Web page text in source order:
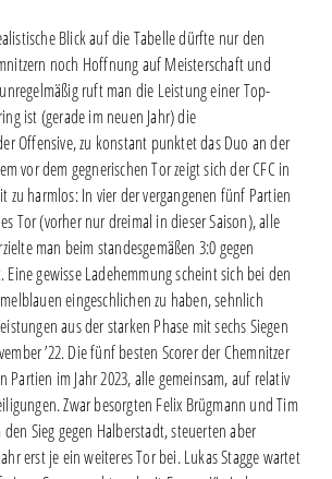
Blick auf die Tabelle dürfte nur den
noch Hoffnung auf Meisterschaft und
ruft man die Leistung einer Top-
ist (gerade im neuen Jahr) die
Offensive, zu konstant punktet das Duo an der
vor dem gegnerischen Tor zeigt sich der CFC in
zu harmlos: In vier der vergangenen fünf Partien
Tor (vorher nur dreimal in dieser Saison), alle
man beim standesgemäßen 3:0 gegen
Eine gewisse Ladehemmung scheint sich bei den
eingeschlichen zu haben, sehnlich
aus der starken Phase mit sechs Siegen
’22. Die fünf besten Scorer der Chemnitzer
Partien im Jahr 2023, alle gemeinsam, auf relativ
Zwar besorgten Felix Brügmann und Tim
Sieg gegen Halberstadt, steuerten aber
erst je ein weiteres Tor bei. Lukas Stagge wartet